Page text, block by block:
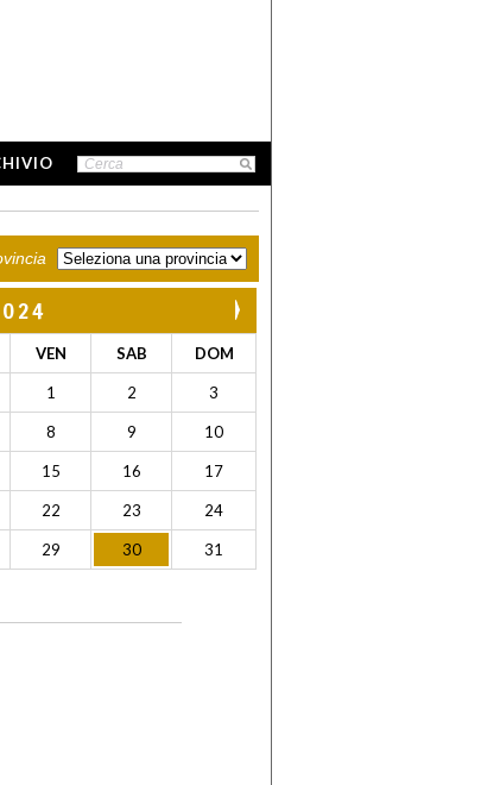
VEN SAB DOM
1 2 3
8 9 10
15 16 17
22 23 24
29 30 31